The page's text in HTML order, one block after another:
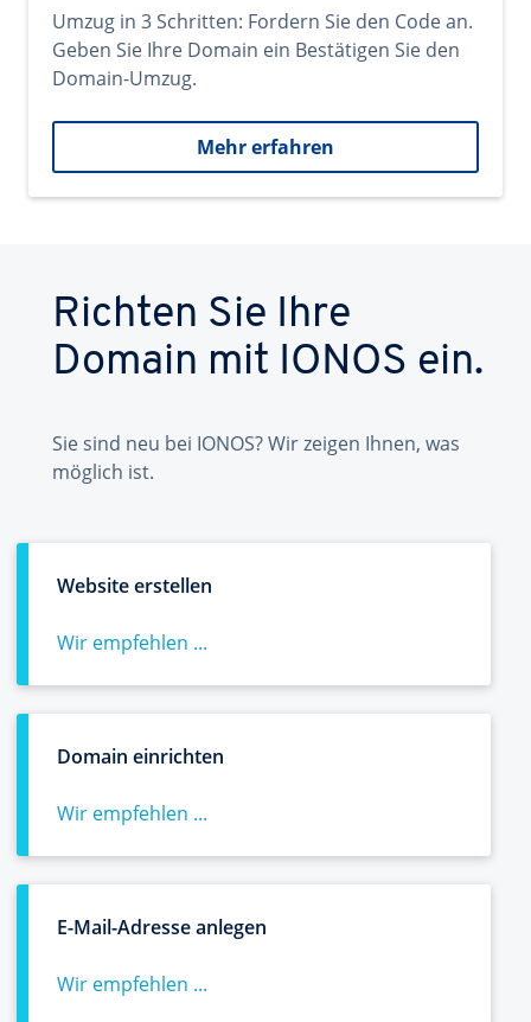
Umzug in 3 Schritten: Fordern Sie den Code an.
Geben Sie Ihre Domain ein Bestätigen Sie den
Domain-Umzug.
Mehr erfahren
Richten Sie Ihre
Domain mit IONOS ein.
Sie sind neu bei IONOS? Wir zeigen Ihnen, was
möglich ist.
Website erstellen
Wir empfehlen ...
Domain einrichten
Wir empfehlen ...
E-Mail-Adresse anlegen
Wir empfehlen ...